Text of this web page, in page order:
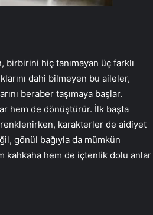
birbirini hiç tanımayan üç farklı
dahi bilmeyen bu aileler,
beraber taşımaya başlar.
hem de dönüştürür. İlk başta
karakterler de aidiyet
gönül bağıyla da mümkün
kahkaha hem de içtenlik dolu anlar